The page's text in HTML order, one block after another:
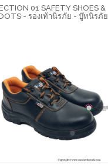
01 SAFETY SHOES &
- รองเท้านิรภัย - บู๊ทนิรภัย